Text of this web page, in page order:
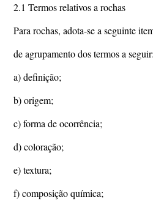
2.1 Termos relativos a rochas
Para rochas, adota-se a seguinte
de agrupamento dos termos a seguir:
a) definição;
b) origem;
c) forma de ocorrência;
d) coloração;
e) textura;
f) composição química;